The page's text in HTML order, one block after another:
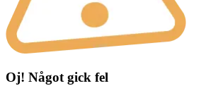
Oj! Något gick fel